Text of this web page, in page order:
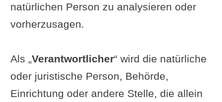
natürlichen Person zu analysieren oder
vorherzusagen.
Als „Verantwortlicher“ wird die natürliche
oder juristische Person, Behörde,
Einrichtung oder andere Stelle, die allein